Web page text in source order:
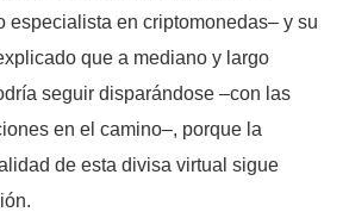
especialista en criptomonedas– y su
que a mediano y largo
seguir disparándose –con las
en el camino–, porque la
de esta divisa virtual sigue